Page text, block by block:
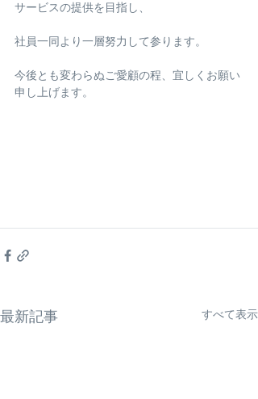
サービスの提供を目指し、
社員一同より一層努力して参ります。
今後とも変わらぬご愛顧の程、宜しくお願い
申し上げます。
最新記事 すべて表示